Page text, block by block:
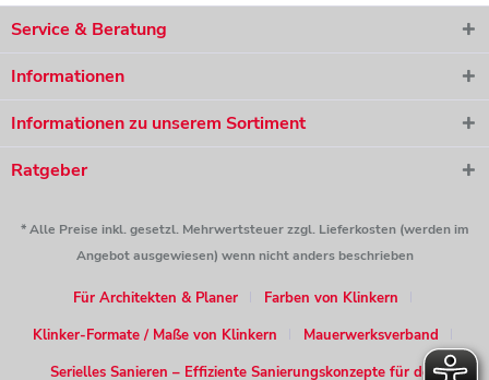
Service & Beratung
Informationen
Informationen zu unserem Sortiment
Ratgeber
* Alle Preise inkl. gesetzl. Mehrwertsteuer zzgl. Lieferkosten (werden im
Angebot ausgewiesen) wenn nicht anders beschrieben
Für Architekten & Planer
Farben von Klinkern
Klinker-Formate / Maße von Klinkern
Mauerwerksverband
Serielles Sanieren – Effiziente Sanierungskonzepte für den